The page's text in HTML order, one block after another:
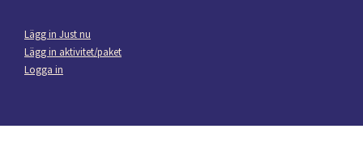
Lägg in Just nu
Lägg in aktivitet/paket
Logga in